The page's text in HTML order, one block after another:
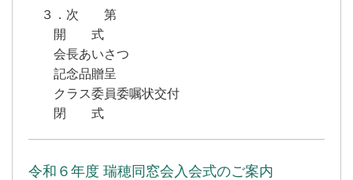
３．次 第
開 式
会長あいさつ
記念品贈呈
クラス委員委嘱状交付
閉 式
令和６年度 瑞穂同窓会入会式のご案内